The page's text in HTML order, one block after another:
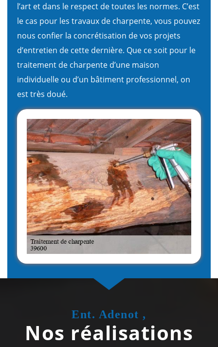
l’art et dans le respect de toutes les normes. C’est
le cas pour les travaux de charpente, vous pouvez
nous confier la concrétisation de vos projets
d’entretien de cette dernière. Que ce soit pour le
traitement de charpente d’une maison
individuelle ou d’un bâtiment professionnel, on
est très doué.
Ent. Adenot ,
Nos réalisations